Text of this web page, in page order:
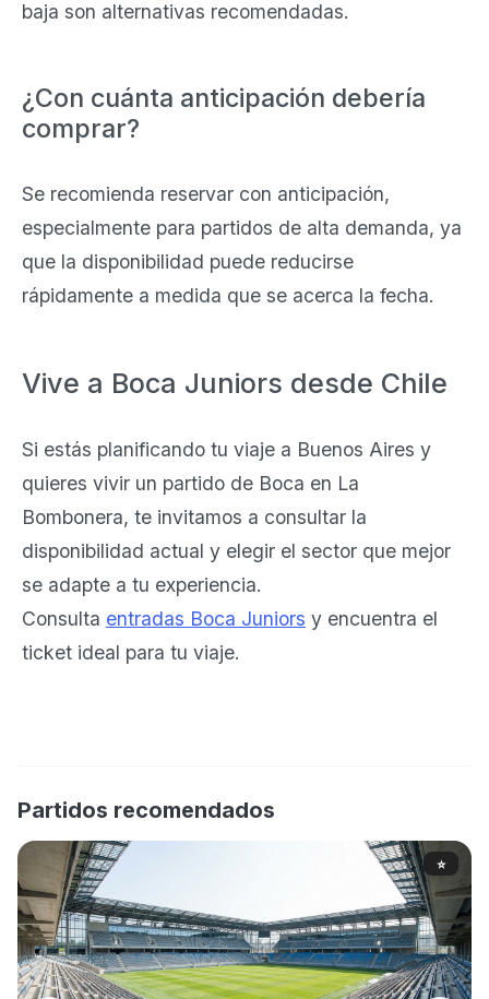
baja son alternativas recomendadas.
¿Con cuánta anticipación debería
comprar?
Se recomienda reservar con anticipación,
especialmente para partidos de alta demanda, ya
que la disponibilidad puede reducirse
rápidamente a medida que se acerca la fecha.
Vive a Boca Juniors desde Chile
Si estás planificando tu viaje a Buenos Aires y
quieres vivir un partido de Boca en La
Bombonera, te invitamos a consultar la
disponibilidad actual y elegir el sector que mejor
se adapte a tu experiencia.
Consulta entradas Boca Juniors y encuentra el
ticket ideal para tu viaje.
Partidos recomendados
⭐